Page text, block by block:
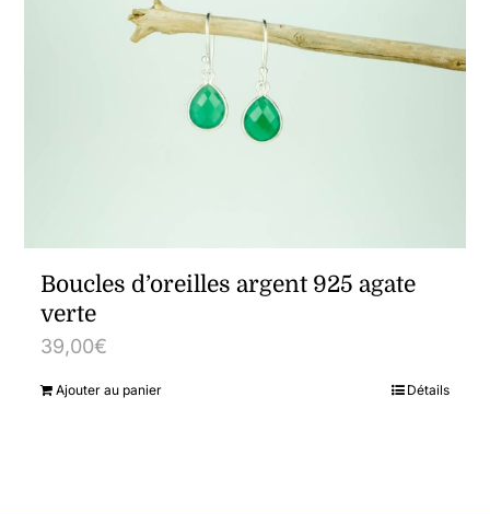
Boucles d’oreilles argent 925 agate
verte
39,00€
Ajouter au panier Détails